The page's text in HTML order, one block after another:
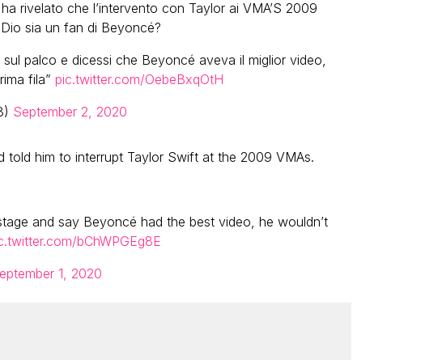
rivelato che l’intervento con Taylor ai VMA’S 2009
sia un fan di Beyoncé?
palco e dicessi che Beyoncé aveva il miglior video,
fila” pic.twitter.com/OebeBxqOtH
September 2, 2020
told him to interrupt Taylor Swift at the 2009 VMAs.
and say Beyoncé had the best video, he wouldn’t
bChWPGEg8E
1, 2020